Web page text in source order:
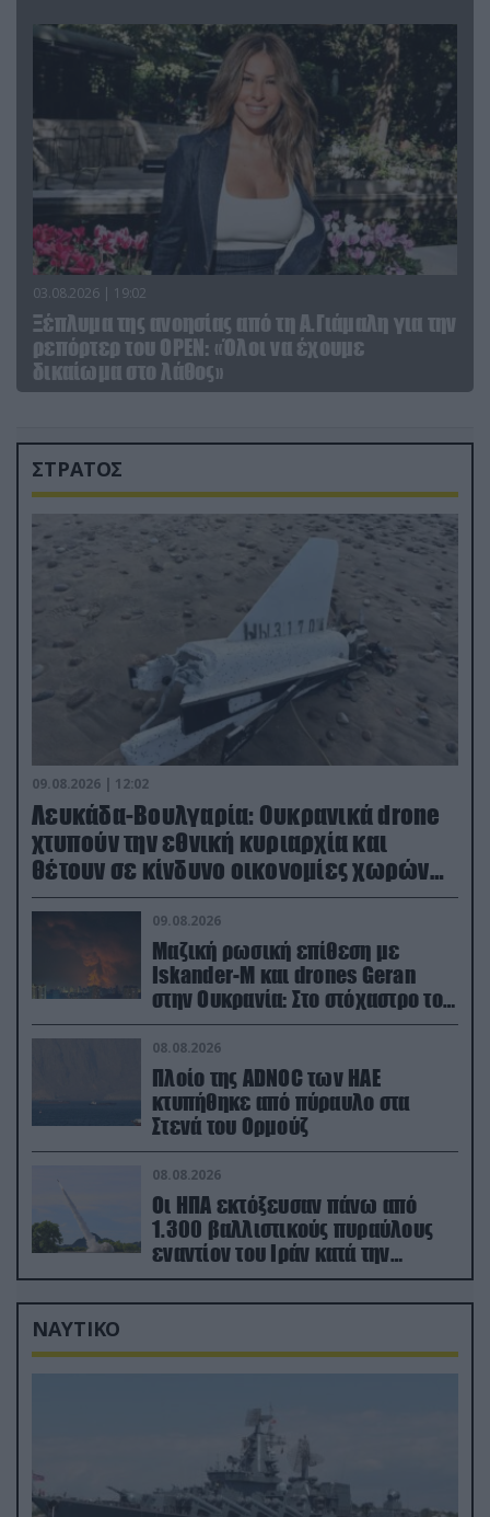
03.08.2026 | 19:02
Ξέπλυμα της ανοησίας από τη Α.Γιάμαλη για την
ρεπόρτερ του ΟΡΕΝ: «Όλοι να έχουμε
δικαίωμα στο λάθος»
ΣΤΡΑΤΟΣ
09.08.2026 | 12:02
Λευκάδα-Βουλγαρία: Ουκρανικά drone
χτυπούν την εθνική κυριαρχία και
θέτουν σε κίνδυνο οικονομίες χωρών
του ΝΑΤΟ
09.08.2026
Μαζική ρωσική επίθεση με
Iskander-M και drones Geran
στην Ουκρανία: Στο στόχαστρο το
εργοστάσιο των Flamingo
08.08.2026
Πλοίο της ADNOC των ΗΑΕ
κτυπήθηκε από πύραυλο στα
Στενά του Ορμούζ
08.08.2026
Οι ΗΠΑ εκτόξευσαν πάνω από
1.300 βαλλιστικούς πυραύλους
εναντίον του Ιράν κατά την
διάρκεια του πολέμου
ΝΑΥΤΙΚΟ